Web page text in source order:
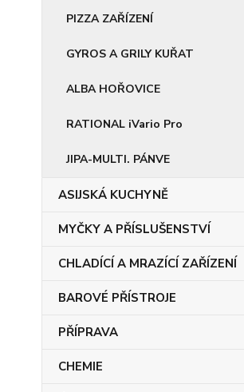
PIZZA ZAŘÍZENÍ
GYROS A GRILY KUŘAT
ALBA HOŘOVICE
RATIONAL iVario Pro
JIPA-MULTI. PÁNVE
ASIJSKÁ KUCHYNĚ
MYČKY A PŘÍSLUŠENSTVÍ
CHLADÍCÍ A MRAZÍCÍ ZAŘÍZENÍ
BAROVÉ PŘÍSTROJE
PŘÍPRAVA
CHEMIE